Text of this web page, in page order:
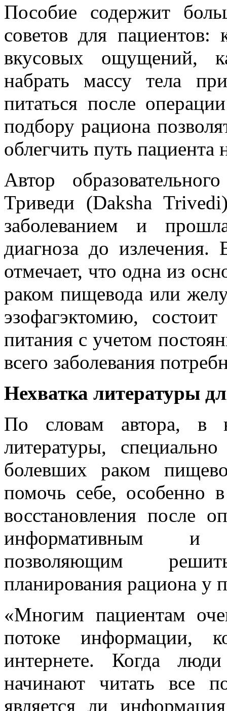
Пособие содержит
советов для пациентов:
вкусовых ощущений,
набрать массу тела
питаться после
подбору рациона
облегчить путь
Автор
Триведи (Daksha
заболеванием и
диагноза до
отмечает, что одна из
раком пищевода или
эзофагэктомию,
питания с учетом
всего заболевания
Нехватка литературы
По словам автора, в
литературы,
болевших раком
помочь себе, особенно
восстановления после
информативным и
позволяющим
планирования рациона у
«Многим пациентам
потоке информации,
интернете. Когда
начинают читать все
является ли